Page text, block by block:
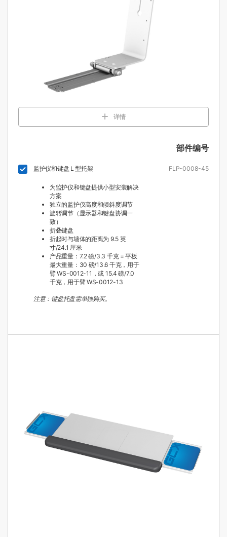
详情
部件编号
监护仪和键盘 L 型托架
为监护仪和键盘提供小型安装解决
方案
独立的监护仪高度和倾斜度调节
旋转调节（显示器和键盘协调一
致）
折叠键盘
折起时与墙体的距离为 9.5 英
寸/24.1 厘米
产品重量：7.2 磅/3.3 千克 = 平板
最大重量：30 磅/13.6 千克，用于
臂 WS-0012-11，或 15.4 磅/7.0
千克，用于臂 WS-0012-13
注意：键盘托盘需单独购买。
FLP-0008-45